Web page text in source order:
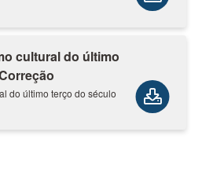
cultural do último
do último terço do século